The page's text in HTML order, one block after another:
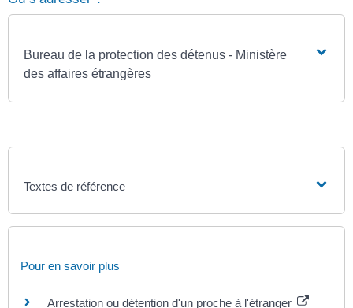
Bureau de la protection des détenus - Ministère
des affaires étrangères
Textes de référence
Pour en savoir plus
Arrestation ou détention d'un proche à l'étranger